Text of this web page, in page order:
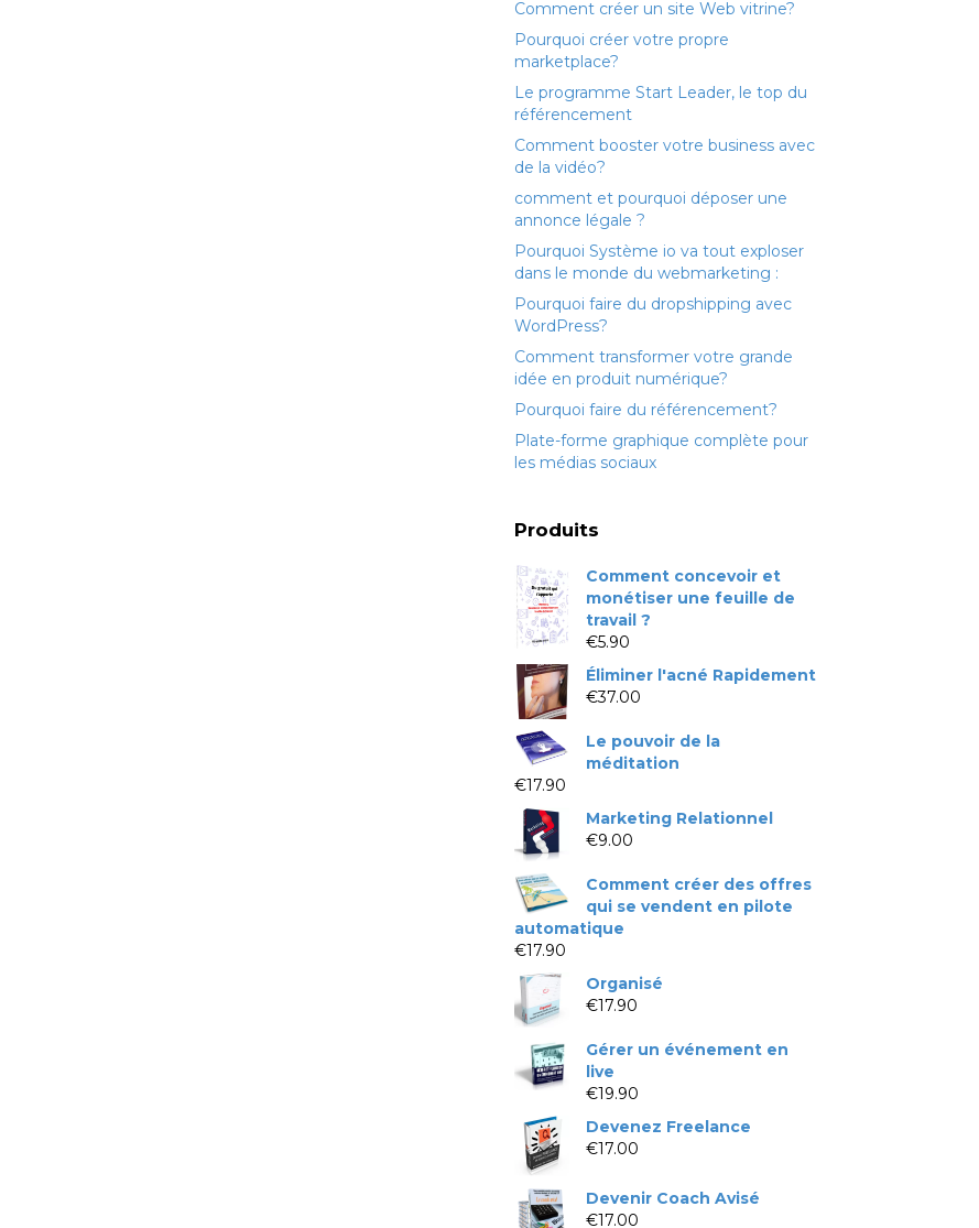
Comment créer un site Web vitrine?
Pourquoi créer votre propre
marketplace?
Le programme Start Leader, le top du
référencement
Comment booster votre business avec
de la vidéo?
comment et pourquoi déposer une
annonce légale ?
Pourquoi Système io va tout exploser
dans le monde du webmarketing :
Pourquoi faire du dropshipping avec
WordPress?
Comment transformer votre grande
idée en produit numérique?
Pourquoi faire du référencement?
Plate-forme graphique complète pour
les médias sociaux
Produits
Comment concevoir et
monétiser une feuille de
travail ?
€5.90
Éliminer l'acné Rapidement
€37.00
Le pouvoir de la
méditation
€17.90
Marketing Relationnel
€9.00
Comment créer des offres
qui se vendent en pilote
automatique
€17.90
Organisé
€17.90
Gérer un événement en
live
€19.90
Devenez Freelance
€17.00
Devenir Coach Avisé
€17.00